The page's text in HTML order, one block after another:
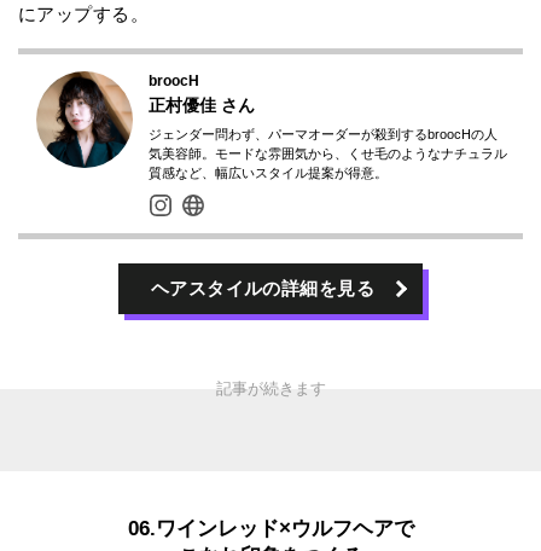
にアップする。
broocH
正村優佳​ さん
ジェンダー問わず、パーマオーダーが殺到するbroocHの人
気美容師。モードな雰囲気から、くせ毛のようなナチュラル
質感など、幅広いスタイル提案が得意。
ヘアスタイルの詳細を見る
06.ワインレッド×ウルフヘアで